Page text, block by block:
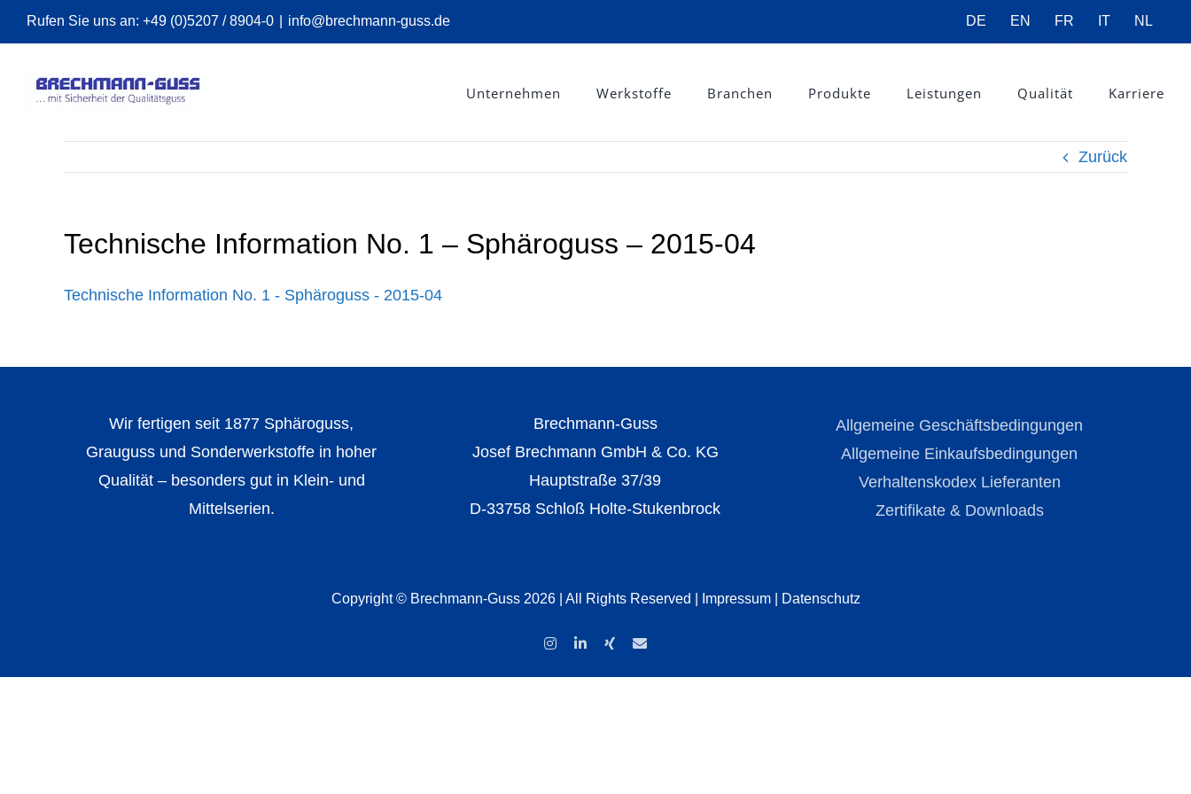
Zum
Inhalt
Rufen Sie uns an: +49 (0)5207 / 8904-0 info@brechmann-guss.de DE EN FR IT NL
Unternehmen Werkstoffe Branchen Produkte Leistungen Qualität Karriere
Zurück
Technische Information No. 1 – Sphäroguss – 2015-04
Technische Information No. 1 - Sphäroguss - 2015-04
Wir fertigen seit 1877 Sphäroguss,
Grauguss und Sonderwerkstoffe in hoher
Qualität – besonders gut in Klein- und
Mittelserien.
Brechmann-Guss
Josef Brechmann GmbH & Co. KG
Hauptstraße 37/39
D-33758 Schloß Holte-Stukenbrock
Allgemeine Geschäftsbedingungen
Allgemeine Einkaufsbedingungen
Verhaltenskodex Lieferanten
Zertifikate & Downloads
Copyright © Brechmann-Guss 2026 | All Rights Reserved | Impressum| Datenschutz
InstagramLinkedIn
Xing E-